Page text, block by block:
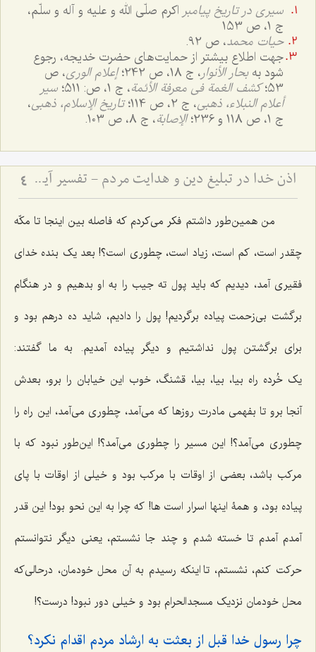
سیری در تاریخ پیامبر اکرم صلّی الله و علیه و آله و سلّم،
ج 1، ص 153
حیات محمد، ص 92.
جهت اطلاع بیشتر از حمایت‌های حضرت خدیجه، رجوع
شود بهبحار الأنوار، ج 18، ص 242؛ إعلام الوری، ص
53؛ کشف الغمة فی معرفة الأئمة، ج‌ 1، ص: 511؛
سیر
أعلام النبلاء، ذهبی، ج 2، ص 114؛ تاریخ الإسلام، ذهبی،
ج 1، ص 118 و 236؛
الإصابة، ج 8، ص 103.
اذن خدا در تبلیغ دین و هدایت مردم - تفسیر آیه ﴿يَٰٓأَيُّهَا ٱلنَّبِيُّ إِنَّآ أَرۡسَلۡنَٰكَ شَٰهِدٗا وَمُبَشِّرٗا وَنَذِيرٗا * وَدَاعِيًا إِلَى ٱللَهِ بِإِذۡنِهِۦ وَسِرَاجٗا مُّنِيرٗا﴾ 4
من همین‌طور داشتم فکر می‌کردم که فاصله بین اینجا تا مکّه
چقدر است، کم است، زیاد است، چطوری است؟! بعد یک بنده خدای
فقیری آمد، دیدیم که باید پول ته جیب را به او بدهیم و در هنگام
برگشت بی‌زحمت پیاده برگردیم! پول را دادیم، شاید ده درهم بود و
برای برگشتن پول نداشتیم و دیگر پیاده آمدیم. به ما گفتند:
یک خُرده راه بیا، بیا، بیا، قشنگ، خوب این خیابان را برو، بعدش
آنجا برو تا بفهمی مادرت روزها که می‌آمد، چطوری می‌آمد، این راه را
چطوری می‌آمد؟! این مسیر را چطوری می‌آمد؟! این‌طور نبود که با
مرکب باشد، بعضی از اوقات با مرکب بود و خیلی از اوقات با پای
پیاده بود، و همۀ اینها اسرار است ها! که چرا به این نحو بود! این قدر
آمدم آمدم تا خسته شدم و چند جا نشستم، یعنی دیگر نتوانستم
حرکت کنم، نشستم، تا اینکه رسیدم به آن محل خودمان، درحالی‌که
محل خودمان نزدیک مسجدالحرام بود و خیلی دور نبود! درست؟!
چرا رسول خدا قبل از بعثت به ارشاد مردم اقدام نکرد؟